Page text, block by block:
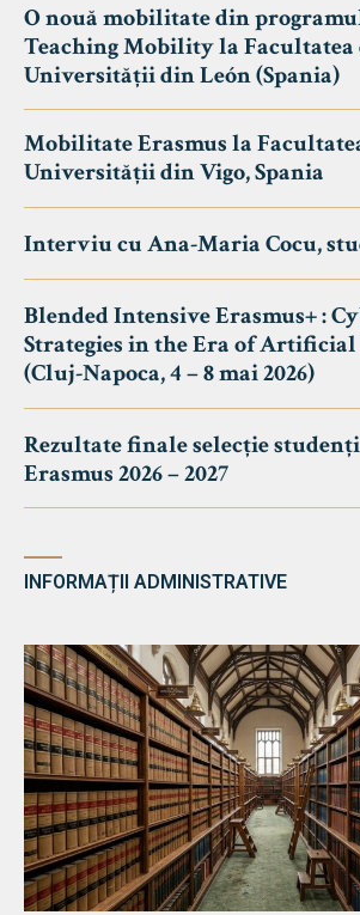
O nouă mobilitate din
Teaching Mobility la Facultatea
Universității din León (Spania)
Mobilitate Erasmus la
Universității din Vigo, Spania
Interviu cu Ana-Maria Cocu,
Blended Intensive Erasmus+ :
Strategies in the Era of
(Cluj-Napoca, 4 – 8 mai 2026)
Rezultate finale selecție
Erasmus 2026 – 2027
INFORMAȚII ADMINISTRATIVE